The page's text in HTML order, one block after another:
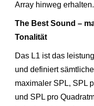
Array hinweg erhalten.
The Best Sound –
Tonalität
Das L1 ist das
und definiert
maximaler SPL, SPL
und SPL pro